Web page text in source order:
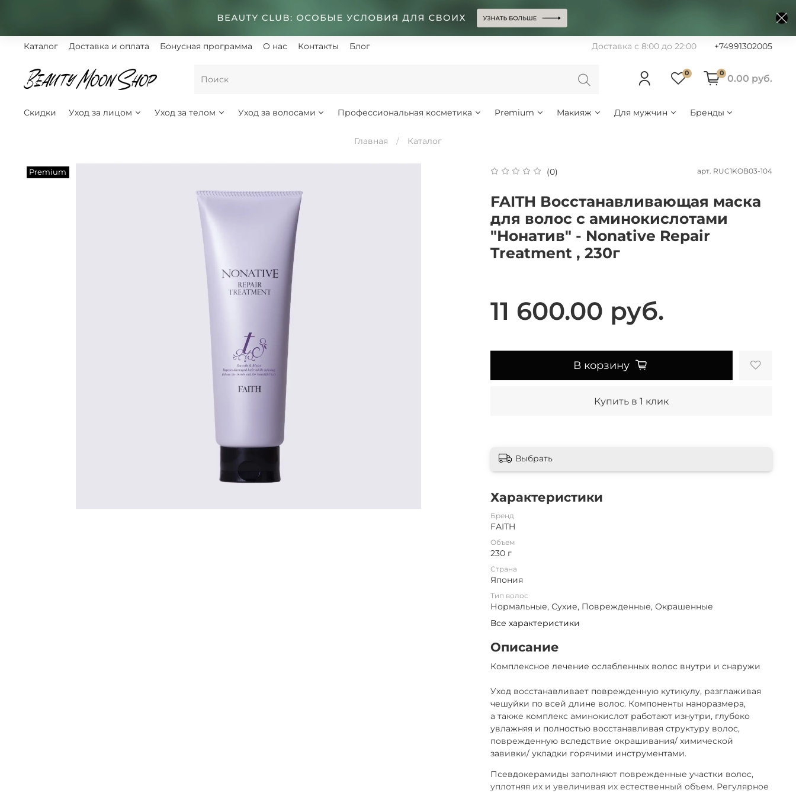
Каталог Доставка и оплата Бонусная программа О нас Контакты Блог Доставка с 8:00 до 22:00 +74991302005
0 0 0.00 руб.
Скидки Уход за лицом Уход за телом Уход за волосами Профессиональная косметика Premium Макияж Для мужчин Бренды
Главная Каталог
Premium (0) арт. RUC1KOB03-104
FAITH Восстанавливающая маска
для волос с аминокислотами
"Нонатив" - Nonative Repair
Treatment , 230г
11 600.00 руб.
В корзину
Купить в 1 клик
Выбрать
Характеристики
Бренд
FAITH
Объем
230 г
Страна
Япония
Тип волос
Нормальные, Сухие, Поврежденные, Окрашенные
Все характеристики
Описание
Комплексное лечение ослабленных волос внутри и снаружи
Уход восстанавливает поврежденную кутикулу, разглаживая
чешуйки по всей длине волос. Компоненты наноразмера,
а также комплекс аминокислот работают изнутри, глубоко
увлажняя и полностью восстанавливая структуру волос,
поврежденную вследствие окрашивания/ химической
завивки/ укладки горячими инструментами.
Псевдокерамиды заполняют поврежденные участки волос,
уплотняя их и увеличивая их естественный объем. Регулярное